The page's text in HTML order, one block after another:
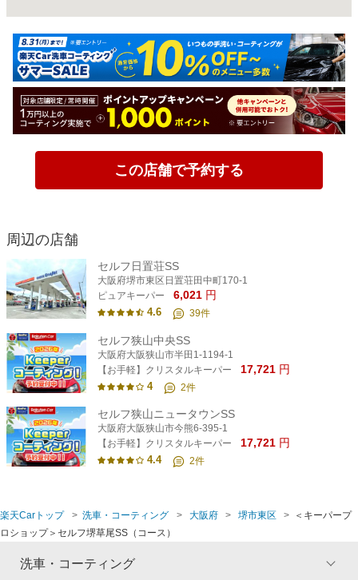
この店舗で予約する
周辺の店舗
セルフ日置荘SS
大阪府堺市東区日置荘田中町170-1
ピュアキーパー
6,021 円
4.6 39件
セルフ狭山中央SS
大阪府大阪狭山市半田1-1194-1
【お手軽】クリスタルキーパー
17,721 円
4 2件
セルフ狭山ニュータウンSS
大阪府大阪狭山市今熊6-395-1
【お手軽】クリスタルキーパー
17,721 円
4.4 2件
楽天Carトップ 洗車・コーティング 大阪府 堺市東区
＜キーパープ
ロショップ＞セルフ堺草尾SS（コース）
洗車・コーティング